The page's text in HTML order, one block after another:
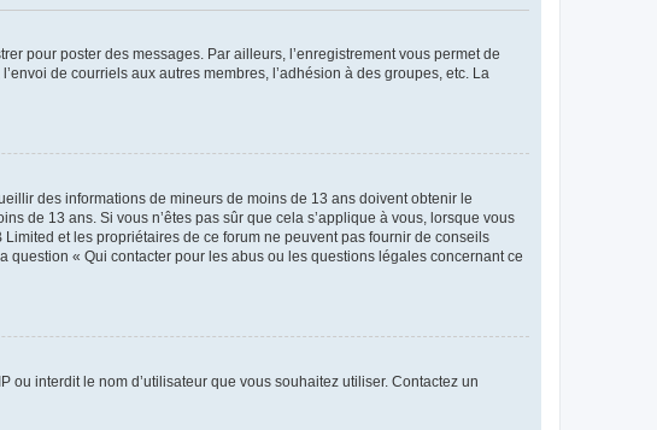
pour poster des messages. Par ailleurs, l’enregistrement vous permet de
de courriels aux autres membres, l’adhésion à des groupes, etc. La
des informations de mineurs de moins de 13 ans doivent obtenir le
de 13 ans. Si vous n’êtes pas sûr que cela s’applique à vous, lorsque vous
et les propriétaires de ce forum ne peuvent pas fournir de conseils
« Qui contacter pour les abus ou les questions légales concernant ce
ou interdit le nom d’utilisateur que vous souhaitez utiliser. Contactez un